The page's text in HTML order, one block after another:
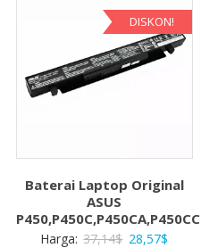
28,57$.
DISKON!
Baterai Laptop Original
ASUS
P450,P450C,P450CA,P450CC
Harga: 37,14$ Harga
28,57$